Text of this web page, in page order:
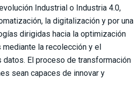
Industrial o Industria 4.0,
la digitalización y por una
dirigidas hacia la optimización
la recolección y el
El proceso de transformación
sean capaces de innovar y